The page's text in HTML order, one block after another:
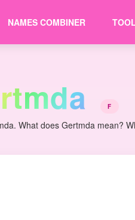
NAMES COMBINER
rtmda F
What does Gertmda mean?